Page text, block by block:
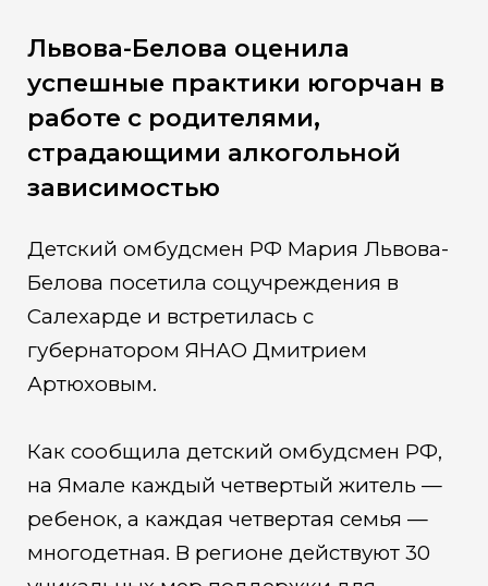
Львова-Белова оценила
успешные практики югорчан в
работе с родителями,
страдающими алкогольной
зависимостью
Детский омбудсмен РФ Мария Львова-
Белова посетила соцучреждения в
Салехарде и встретилась с
губернатором ЯНАО Дмитрием
Артюховым.
Как сообщила детский омбудсмен РФ,
на Ямале каждый четвертый житель —
ребенок, а каждая четвертая семья —
многодетная. В регионе действуют 30